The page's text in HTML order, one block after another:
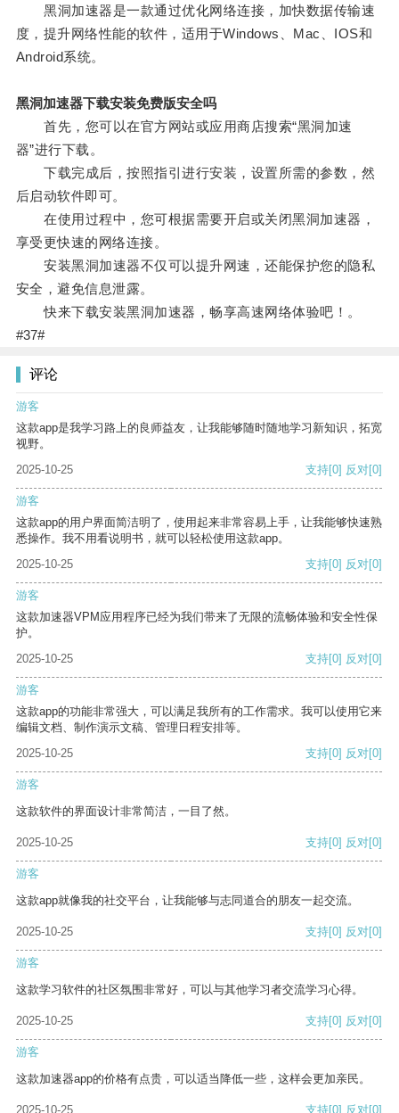
黑洞加速器是一款通过优化网络连接，加快数据传输速
度，提升网络性能的软件，适用于Windows、Mac、IOS和
Android系统。
黑洞加速器下载安装免费版安全吗
首先，您可以在官方网站或应用商店搜索“黑洞加速
器”进行下载。
下载完成后，按照指引进行安装，设置所需的参数，然
后启动软件即可。
在使用过程中，您可根据需要开启或关闭黑洞加速器，
享受更快速的网络连接。
安装黑洞加速器不仅可以提升网速，还能保护您的隐私
安全，避免信息泄露。
快来下载安装黑洞加速器，畅享高速网络体验吧！。
#37#
评论
游客
这款app是我学习路上的良师益友，让我能够随时随地学习新知识，拓宽
视野。
2025-10-25
支持[0] 反对[0]
游客
这款app的用户界面简洁明了，使用起来非常容易上手，让我能够快速熟
悉操作。我不用看说明书，就可以轻松使用这款app。
2025-10-25
支持[0] 反对[0]
游客
这款加速器VPM应用程序已经为我们带来了无限的流畅体验和安全性保
护。
2025-10-25
支持[0] 反对[0]
游客
这款app的功能非常强大，可以满足我所有的工作需求。我可以使用它来
编辑文档、制作演示文稿、管理日程安排等。
2025-10-25
支持[0] 反对[0]
游客
这款软件的界面设计非常简洁，一目了然。
2025-10-25 支持[0] 反对[0]
游客
这款app就像我的社交平台，让我能够与志同道合的朋友一起交流。
2025-10-25 支持[0] 反对[0]
游客
这款学习软件的社区氛围非常好，可以与其他学习者交流学习心得。
2025-10-25 支持[0] 反对[0]
游客
这款加速器app的价格有点贵，可以适当降低一些，这样会更加亲民。
2025-10-25 支持[0] 反对[0]